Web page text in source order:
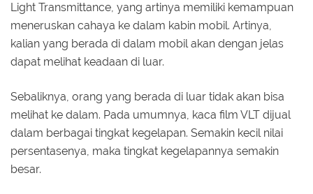
Light Transmittance, yang artinya memiliki kemampuan
meneruskan cahaya ke dalam kabin mobil. Artinya,
kalian yang berada di dalam mobil akan dengan jelas
dapat melihat keadaan di luar.
Sebaliknya, orang yang berada di luar tidak akan bisa
melihat ke dalam. Pada umumnya, kaca film VLT dijual
dalam berbagai tingkat kegelapan. Semakin kecil nilai
persentasenya, maka tingkat kegelapannya semakin
besar.